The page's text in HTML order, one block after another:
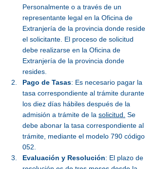
Personalmente o a través de un
representante legal en la Oficina de
Extranjería de la provincia donde reside
el solicitante. El proceso de solicitud
debe realizarse en la Oficina de
Extranjería de la provincia donde
resides.
Pago de Tasas: Es necesario pagar la
tasa correspondiente al trámite durante
los diez días hábiles después de la
admisión a trámite de la solicitud. Se
debe abonar la tasa correspondiente al
trámite, mediante el modelo 790 código
052.
Evaluación y Resolución: El plazo de